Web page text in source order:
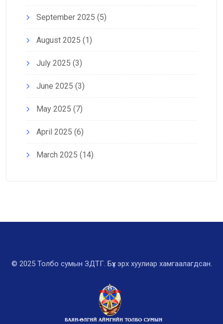
September 2025 (5)
August 2025 (1)
July 2025 (3)
June 2025 (3)
May 2025 (7)
April 2025 (6)
March 2025 (14)
© 2025 Толбо сумын ЗДТГ. Бүх эрх хуулиар хамгаалагдсан.